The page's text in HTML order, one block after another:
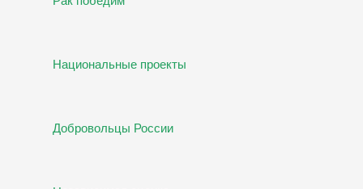
Национальные проекты
Добровольцы России